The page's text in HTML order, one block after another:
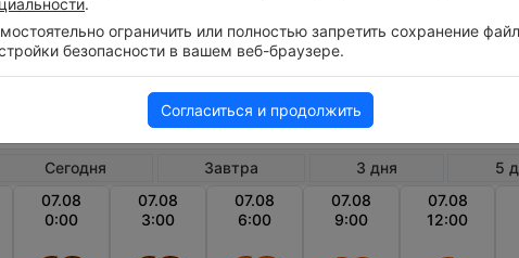
Почасовой прогноз погоды в Кирове
Сегодня Завтра 3 дня
5
07.08
0:00
07.08
3:00
07.08
6:00
07.08
9:00
07.08
12:00
ограничить или полностью запретить сохранение
безопасности в вашем веб-браузере.
Согласиться и продолжить